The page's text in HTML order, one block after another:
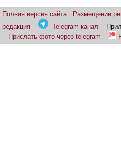
Полная версия сайта Размещение
редакция
Telegram-канал
Прислать фото через telegram